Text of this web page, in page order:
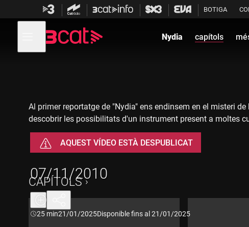
contingut
BOTIGA
menú
de
Nydia capítols
AQUEST VÍDEO ESTÀ DESPUBLICAT
07/11/2010
Durada:
25 min21/01/2025Disponible fins al 21/01/2025
Al primer reportatge de "Nydia" ens endinsem en el misteri
descobrir les possibilitats d'un instrument present a moltes
CAPÍTOLS